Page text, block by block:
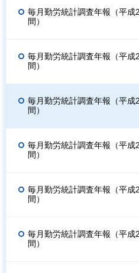
毎月勤労統計調査年報（平
間）
毎月勤労統計調査年報（平
間）
毎月勤労統計調査年報（平
間）
毎月勤労統計調査年報（平
間）
毎月勤労統計調査年報（平
間）
毎月勤労統計調査年報（平
間）